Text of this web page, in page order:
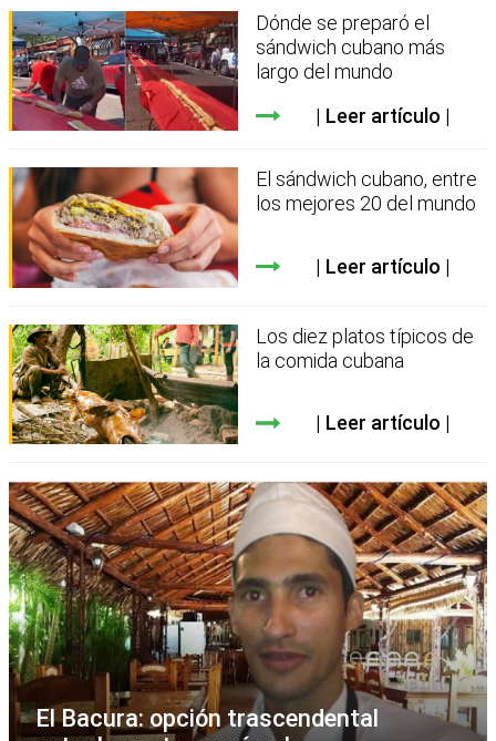
Dónde se preparó el
sándwich cubano más
largo del mundo
Leer artículo
El sándwich cubano, entre
los mejores 20 del mundo
Leer artículo
Los diez platos típicos de
la comida cubana
Leer artículo
El Bacura: opción trascendental